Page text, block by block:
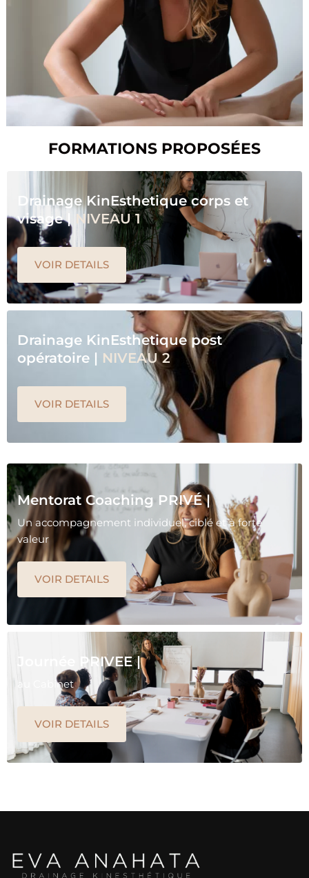
FORMATIONS PROPOSÉES
Drainage KinEsthetique corps et
visage | NIVEAU 1
VOIR DETAILS
Drainage KinEsthetique post
opératoire | NIVEAU 2
VOIR DETAILS
Mentorat Coaching PRIVÉ |
Un accompagnement individuel, ciblé et à forte
valeur
VOIR DETAILS
Journée PRIVEE |
au Cabinet
VOIR DETAILS